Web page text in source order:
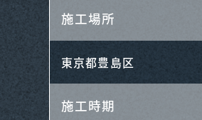
施工場所
東京都豊島区
施工時期